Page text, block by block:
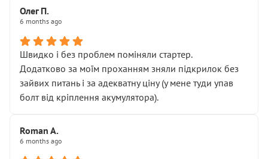
Олег П.
6 months ago
Швидко і без проблем поміняли стартер.
Додатково за моїм проханням зняли підкрилок без
зайвих питань і за адекватну ціну (у мене туди упав
болт від кріплення акумулятора).
Roman A.
6 months ago